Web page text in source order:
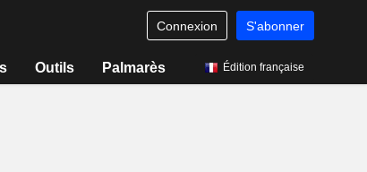
Connexion S'abonner
Outils Palmarès Édition française